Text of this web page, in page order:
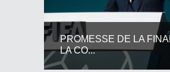
PROMESSE DE LA
LA CO...